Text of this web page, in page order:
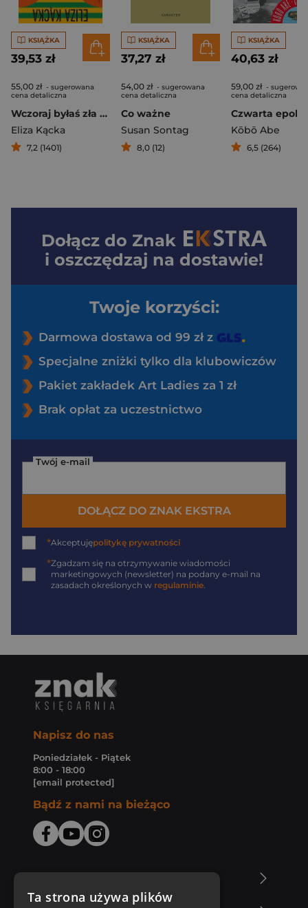
KSIĄŻKA
39,53 zł
55,00 zł - sugerowana
cena detaliczna
Wczoraj byłaś zła na zielono
Eliza Kącka
7,2 (1401)
KSIĄŻKA
37,27 zł
54,00 zł - sugerowana
cena detaliczna
Co ważne
Susan Sontag
8,0 (12)
KSIĄŻKA
40,63 zł
59,00 zł -
cena detaliczna
Czwarta epoka
Kōbō Abe
6,5 (264)
Dołącz do Znak
i oszczędzaj na dostawie!
Twoje korzyści:
Darmowa dostawa od 99 zł z
Specjalne zniżki tylko dla klubowiczów
Pakiet zakładek Art Ladies za 1 zł
Brak opłat za uczestnictwo
Twój e-mail
DOŁĄCZ DO ZNAK EKSTRA
*Akceptujępolitykę prywatności
*Zgadzam się na otrzymywanie wiadomości
marketingowych (newsletter) na podany e-mail na
zasadach określonych w regulaminie.
Napisz do nas
Poniedziałek - Piątek
8:00 - 18:00
[email protected]
Bądź z nami na bieżąco
Ta strona używa plików